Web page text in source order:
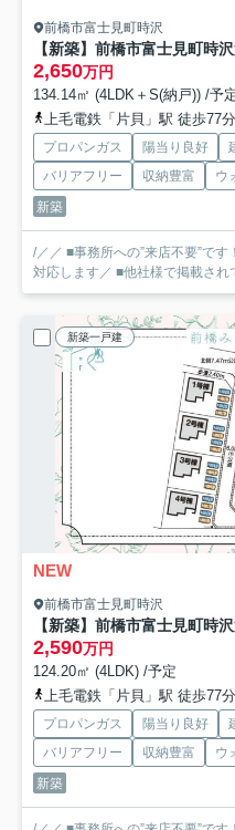
前橋市富士見町時沢
2,650万円
134.14㎡ (4LDK＋S(納戸)) /予
上毛電鉄「片貝」駅 徒歩77分
プロパンガス 陽当り良好
バリアフリー
収納豊富
ウ
新築
/／／ ■事務所への”来店不要”で
対応します／ ■他社様で掲載され
新築一戸建
NEW
前橋市富士見町時沢
2,590万円
124.20㎡ (4LDK) /予定
上毛電鉄「片貝」駅 徒歩77分
プロパンガス 陽当り良好
バリアフリー
収納豊富
ウ
新築